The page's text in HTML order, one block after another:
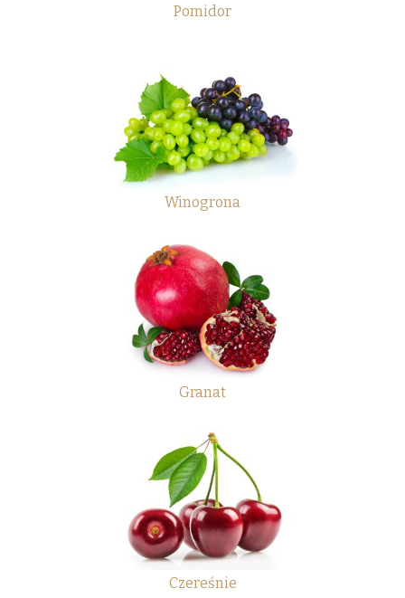
Pomidor
Winogrona
Granat
Czereśnie